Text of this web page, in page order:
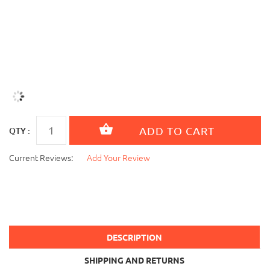
QTY :
Current Reviews: Add Your Review
DESCRIPTION
SHIPPING AND RETURNS